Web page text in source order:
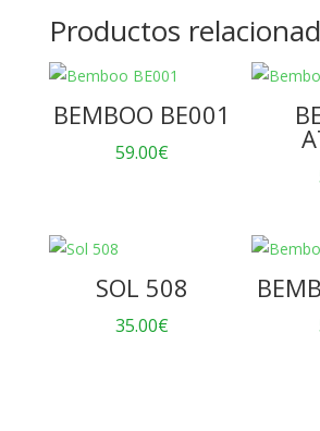
Productos
BEMBOO BE001
59.00€
SOL 508
35.00€